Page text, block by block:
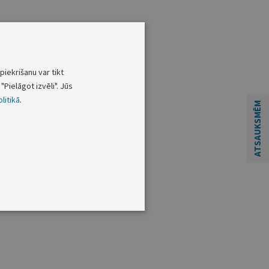
ATSAUKSMĒM
var tikt
izvēli". Jūs
.